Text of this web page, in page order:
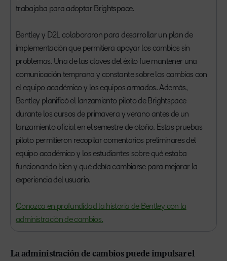
trabajaba para adoptar Brightspace.
Bentley y D2L colaboraron para desarrollar un plan de
implementación que permitiera apoyar los cambios sin
problemas. Una de las claves del éxito fue mantener una
comunicación temprana y constante sobre los cambios con
el equipo académico y los equipos armados. Además,
Bentley planificó el lanzamiento piloto de Brightspace
durante los cursos de primavera y verano antes de un
lanzamiento oficial en el semestre de otoño. Estas pruebas
piloto permitieron recopilar comentarios preliminares del
equipo académico y los estudiantes sobre qué estaba
funcionando bien y qué debía cambiarse para mejorar la
experiencia del usuario.
Conozca en profundidad la historia de Bentley con la
administración de cambios.
La administración de cambios puede impulsar el